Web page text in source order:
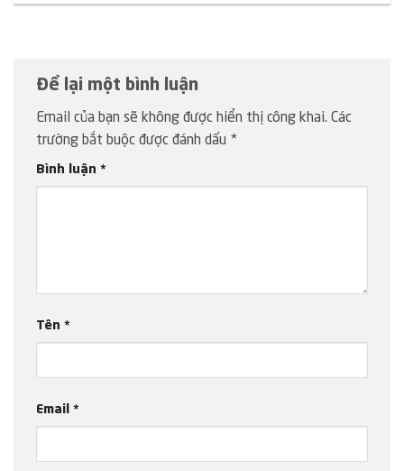
Để lại một bình luận
Email của bạn sẽ không được hiển thị công khai. Các
trường bắt buộc được đánh dấu *
Bình luận *
Tên *
Email *